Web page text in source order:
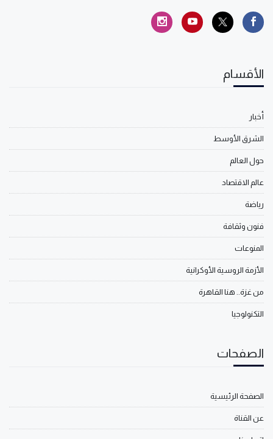
الأقسام
أخبار
الشرق الأوسط
حول العالم
عالم الاقتصاد
رياضة
فنون وثقافة
المنوعات
الأزمة الروسية الأوكرانية
من غزة.. هنا القاهرة
التكنولوجيا
الصفحات
الصفحة الرئيسية
عن القناة